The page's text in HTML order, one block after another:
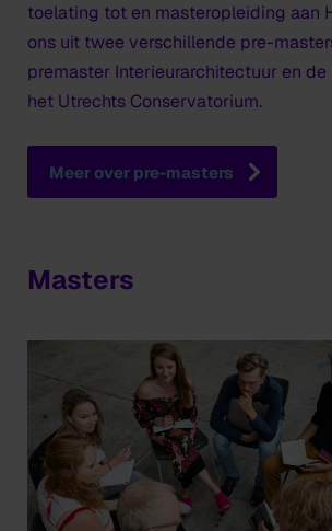
toelating tot en masteropleiding aan
ons uit twee verschillende pre-
premaster Interieurarchitectuur en
het Utrechts Conservatorium.
Meer over pre-masters
Masters